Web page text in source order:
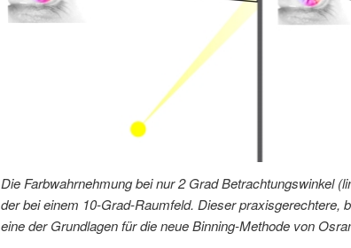
Die Farbwahrnehmung bei nur 2 Grad Betrachtungswinkel
der bei einem 10-Grad-Raumfeld. Dieser praxisgerechtere,
eine der Grundlagen für die neue Binning-Methode von